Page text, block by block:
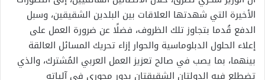
الأخيرة التي شهدتها العلاقات بين البلدين الشقيقين، وسبل
الدفع قُدما بتجاوز تلك الظروف، فضلًا عن ضرورة العمل على
إعلاء الحلول الدبلوماسية والحوار إزاء تحريك المسائل العالقة
بينهما، بما يصب في صالح تعزيز العمل العربي المُشترك، والذي
تضطلع فيه الدولتان الشقيقتان بدور محوري في آلياته